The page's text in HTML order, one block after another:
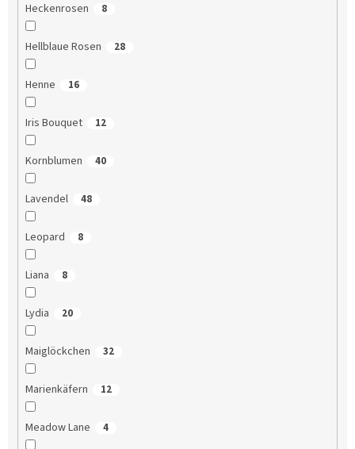
Heckenrosen 8
Hellblaue Rosen 28
Henne 16
Iris Bouquet 12
Kornblumen 40
Lavendel 48
Leopard 8
Liana 8
Lydia 20
Maiglöckchen 32
Marienkäfern 12
Meadow Lane 4